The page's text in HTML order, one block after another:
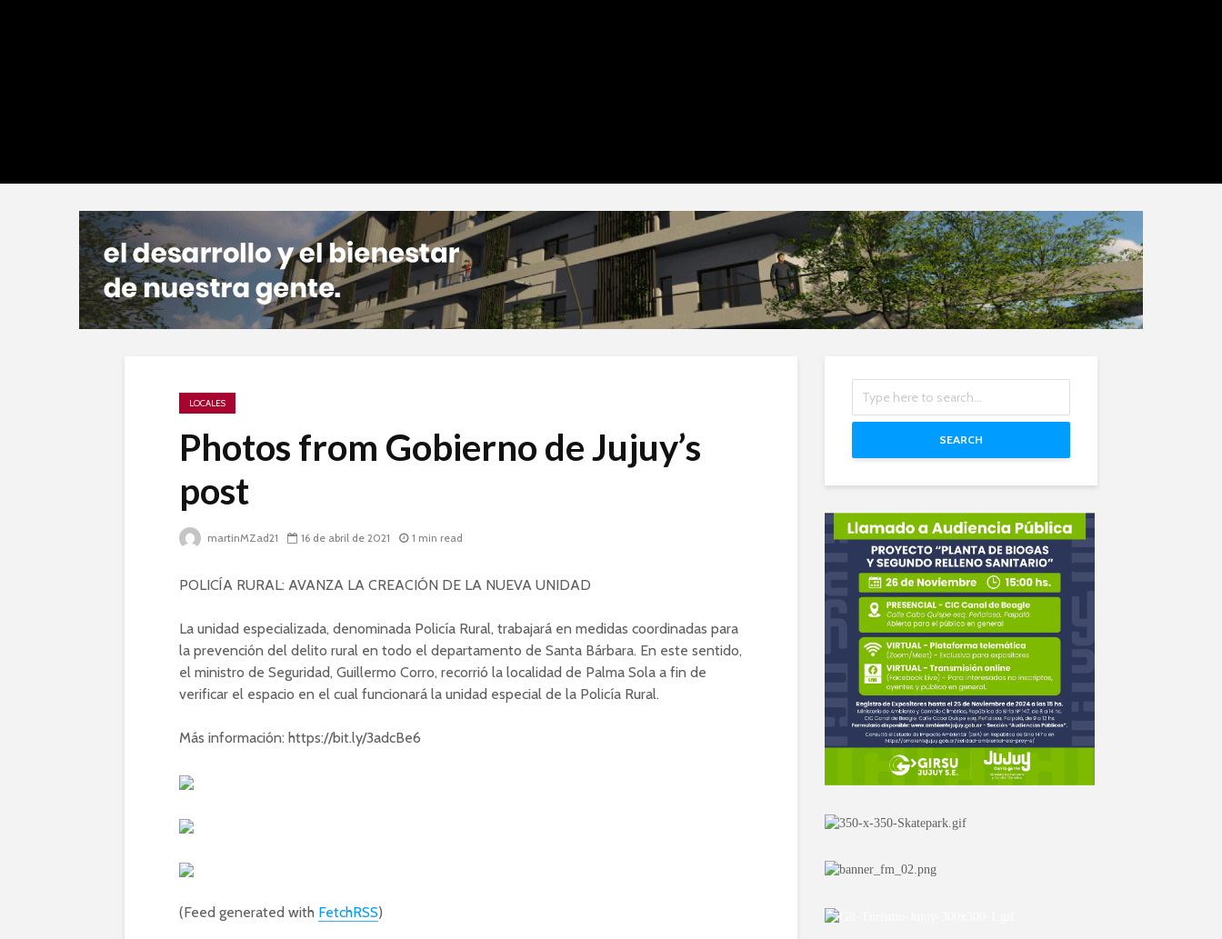
LOCALES
Photos from Gobierno de Jujuy’s
post
martinMZad21 16 de abril de 2021 1 min read
POLICÍA RURAL: AVANZA LA CREACIÓN DE LA NUEVA UNIDAD
La unidad especializada, denominada Policía Rural, trabajará en medidas coordinadas para
la prevención del delito rural en todo el departamento de Santa Bárbara. En este sentido,
el ministro de Seguridad, Guillermo Corro, recorrió la localidad de Palma Sola a fin de
verificar el espacio en el cual funcionará la unidad especial de la Policía Rural.
Más información: https://bit.ly/3adcBe6
(Feed generated with FetchRSS)
SEARCH